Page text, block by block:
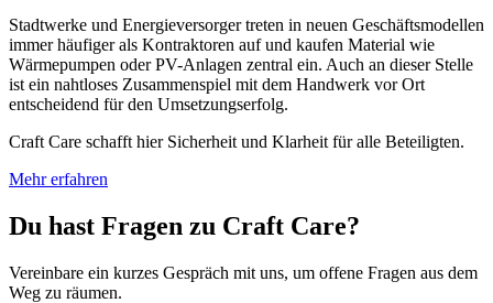
Stadtwerke und Energieversorger treten in neuen Geschäftsmodellen
immer häufiger als Kontraktoren auf und kaufen Material wie
Wärmepumpen oder PV-Anlagen zentral ein. Auch an dieser Stelle
ist ein nahtloses Zusammenspiel mit dem Handwerk vor Ort
entscheidend für den Umsetzungserfolg.
Craft Care schafft hier Sicherheit und Klarheit für alle Beteiligten.
Mehr erfahren
Du hast Fragen zu Craft Care?
Vereinbare ein kurzes Gespräch mit uns, um offene Fragen aus dem
Weg zu räumen.